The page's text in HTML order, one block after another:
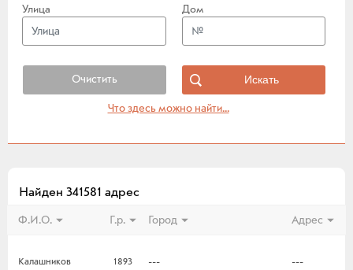
Улица Дом
Очистить
Что здесь можно найти...
Найден 341581 адрес
Ф.И.О. Г.р. Город Адрес
Калашников
1893 --- ---